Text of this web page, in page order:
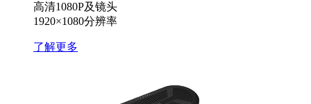
高清1080P及镜头
1920×1080分辨率
了解更多